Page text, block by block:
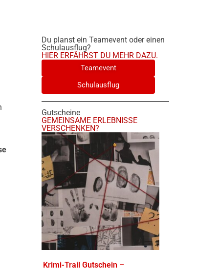
Du planst ein Teamevent oder einen
Schulausflug?
HIER ERFÄHRST DU MEHR DAZU.
Teamevent
Schulausflug
Gutscheine
GEMEINSAME ERLEBNISSE
VERSCHENKEN?
Krimi-Trail Gutschein –